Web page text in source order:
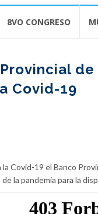
8VO CONGRESO
Covid-19
Covid-19 el Banco
la pandemia para la